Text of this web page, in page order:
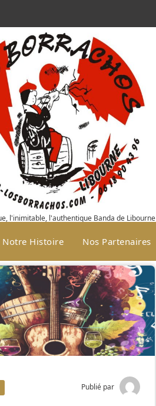
l'inimitable, l'authentique Banda de Libourne
Notre Histoire Nos Partenaires
Publié par